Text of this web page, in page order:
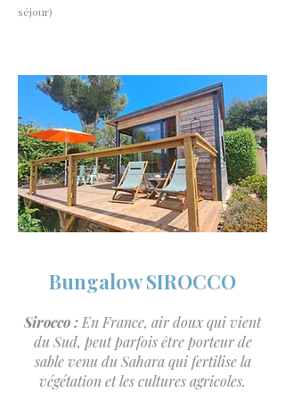
séjour)
Bungalow SIROCCO
Sirocco : En France, air doux qui vient
du Sud, peut parfois être porteur de
sable venu du Sahara qui fertilise la
végétation et les cultures agricoles.